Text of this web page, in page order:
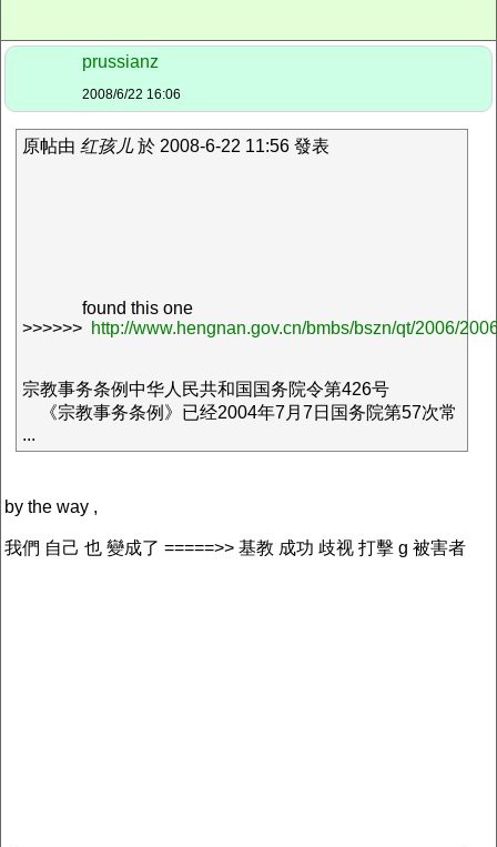
prussianz
2008/6/22 16:06
原帖由 红孩儿於 2008-6-22 11:56 發表
found this one
>>>>>> http://www.hengnan.gov.cn/bmbs/bszn/qt/2006/
宗教事务条例中华人民共和国国务院令第426号
《宗教事务条例》已经2004年7月7日国务院第57次常
...
by the way ,
我們 自己 也 變成了 =====>> 基教 成功 歧视 打擊 g 被害者